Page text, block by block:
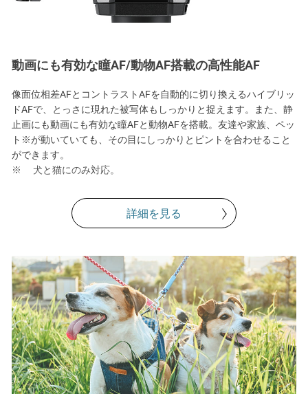
動画にも有効な瞳AF/動物AF搭載の高性能AF
像面位相差AFとコントラストAFを自動的に切り換えるハイブリッ
ドAFで、とっさに現れた被写体もしっかりと捉えます。また、静
止画にも動画にも有効な瞳AFと動物AFを搭載。友達や家族、ペッ
ト※が動いていても、その目にしっかりとピントを合わせること
ができます。
犬と猫にのみ対応。
詳細を見る